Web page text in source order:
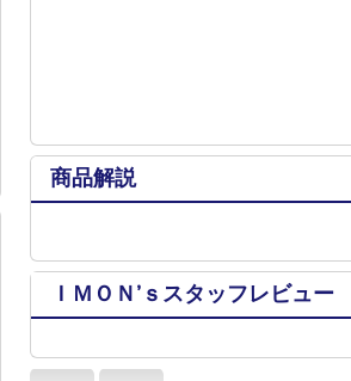
商品解説
ＩＭＯＮ’ｓスタッフレビュー